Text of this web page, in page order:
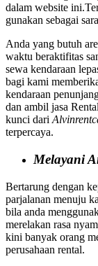
dalam website
gunakan sebagai
Anda yang butuh
waktu beraktifitas
sewa kendaraan
bagi kami
kendaraan
dan ambil jasa
kunci dari
terpercaya.
Melayani
Bertarung dengan
parjalanan menuju
bila anda
merelakan rasa
kini banyak orang
perusahaan rental.